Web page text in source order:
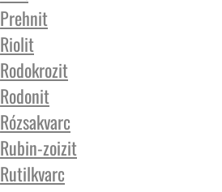
Prehnit
Riolit
Rodokrozit
Rodonit
Rózsakvarc
Rubin-zoizit
Rutilkvarc